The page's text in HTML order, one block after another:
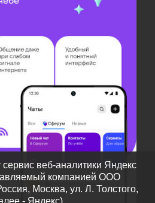
сервис веб-аналитики Яндекс
компанией ООО
Москва, ул. Л. Толстого,
- Яндекс).